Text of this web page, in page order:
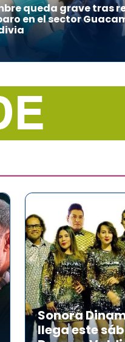
queda grave tras
en el sector
Sonora
llega este